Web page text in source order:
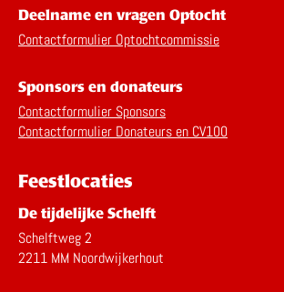
Deelname en vragen Optocht
Contactformulier Optochtcommissie
Sponsors en donateurs
Contactformulier Sponsors
Contactformulier Donateurs en CV100
Feestlocaties
De tijdelijke Schelft
Schelftweg 2
2211 MM Noordwijkerhout